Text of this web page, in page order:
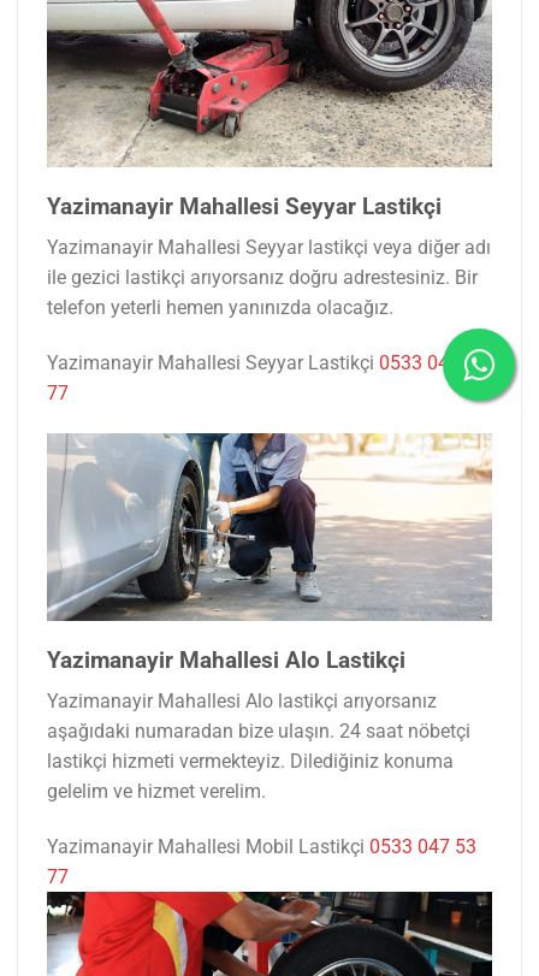
Yazimanayir Mahallesi Seyyar Lastikçi
Yazimanayir Mahallesi Seyyar lastikçi veya diğer adı
ile gezici lastikçi arıyorsanız doğru adrestesiniz. Bir
telefon yeterli hemen yanınızda olacağız.
Yazimanayir Mahallesi Seyyar Lastikçi 0533 047 53
77
Yazimanayir Mahallesi Alo Lastikçi
Yazimanayir Mahallesi Alo lastikçi arıyorsanız
aşağıdaki numaradan bize ulaşın. 24 saat nöbetçi
lastikçi hizmeti vermekteyiz. Dilediğiniz konuma
gelelim ve hizmet verelim.
Yazimanayir Mahallesi Mobil Lastikçi 0533 047 53
77